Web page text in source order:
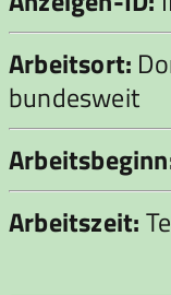
Arbeitsort:
bundesweit
Arbeitszeit: